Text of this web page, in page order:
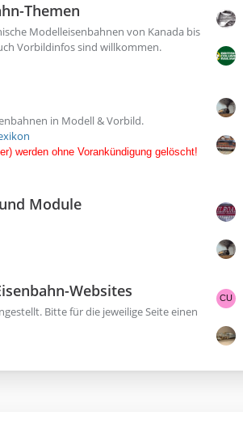
e
t
r
g
e
Themen
Modelleisenbahnen von Kanada bis
Vorbildinfos sind willkommen.
L
e
t
z
e
B
e
i
ä
g
e
in Modell & Vorbild.
werden ohne Vorankündigung gelöscht!
L
e
t
z
B
e
i
t
ä
g
e
Module
L
e
t
z
e
B
e
i
Websites
Bitte für die jeweilige Seite einen
L
e
t
z